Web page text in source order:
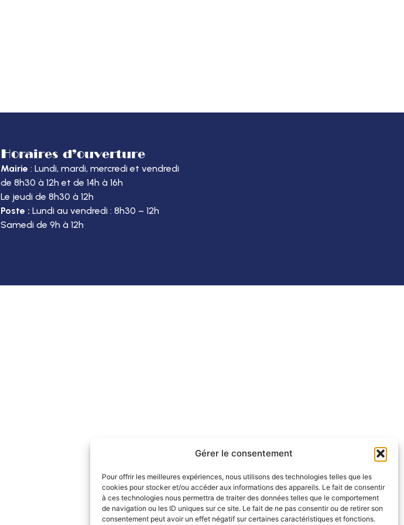
Gérer le consentement
Pour offrir les meilleures expériences, nous utilisons des technologies telles que les
cookies pour stocker et/ou accéder aux informations des appareils. Le fait de consentir
à ces technologies nous permettra de traiter des données telles que le comportement
de navigation ou les ID uniques sur ce site. Le fait de ne pas consentir ou de retirer son
consentement peut avoir un effet négatif sur certaines caractéristiques et fonctions.
Horaires d’ouverture
Mairie : Lundi, mardi, mercredi et vendredi
de 8h30 à 12h et de 14h à 16h
Le jeudi de 8h30 à 12h
Poste :Lundi au vendredi : 8h30 – 12h
Samedi de 9h à 12h